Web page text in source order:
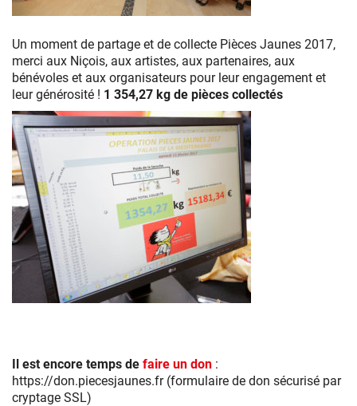
Pièces
Jaunes
2017
à
Nice
au
Palais
de
la
Méditerranée
Un moment de partage et de collecte Pièces Jaunes 2017,
merci aux Niçois, aux artistes, aux partenaires, aux
bénévoles et aux organisateurs pour leur engagement et
leur générosité ! 1 354,27 kg de pièces collectés
a
battu
un
Il est encore temps de faire un don :
https://don.piecesjaunes.fr (formulaire de don sécurisé par
cryptage SSL)